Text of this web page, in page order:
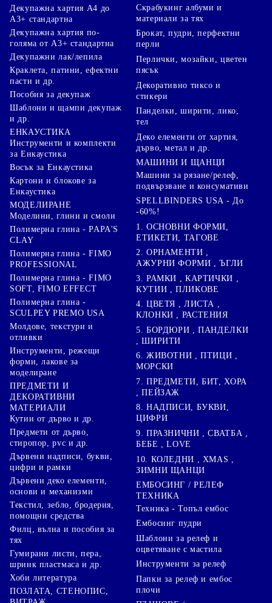
Декупажна хартия А4 до
А3+ стандартна
Декупажна хартия по-
голяма от А3+ стандартна
Декупажни лак/лепила
Краклета, патини, ефектни
пасти и др.
Пособия за декупаж
Шаблони и щампи декупаж
и др.
ЕНКАУСТИКА
Инструменти и комплекти
за Енкаустика
Восък за Енкаустика
Картони и блокове за
Енкаустика
МОДЕЛИРАНЕ
Моделини, глини и смоли
Полимерна глина - PAPA'S
CLAY
Полимерна глина - FIMO
PROFESSIONAL
Полимерна глина - FIMO
SOFT, FIMO EFFECT
Полимерна глина -
SCULPEY PREMO USA
Молдове, текстури и
отливки
Инструменти, режещи
форми, лакове за
моделиране
ПРЕДМЕТИ И
ДЕКОРАТИВНИ
МАТЕРИАЛИ
Кутии от дърво и др.
Предмети от дърво,
стиропор, pvc и др.
Дървени надписи, букви,
цифри и рамки
Дървени деко елементи,
основи и механизми
Текстил, зебло, бродерия,
помощни средства
Филц, вълна и пособия за
тях
Гумирани листи, пера,
шринк пластмаса и др.
Хоби литература
ПОЗЛАТА, СТЕНОПИС,
Скрабукинг албуми и
материали за тях
Брокат, пудри, перфектни
перли
Перлички, мозайки, цветен
пясък
Декоративно тиксо и
стикери
Панделки, ширити, лико,
тел
Деко елементи от хартия,
дърво, метал и др.
МАШИНИ И ЩАНЦИ
Машини за рязане/релеф,
подвързване и консумативи
SPELLBINDERS USA - До
-60%!
1. ОСНОВНИ ФОРМИ,
ЕТИКЕТИ, ТАГОВЕ
2. ОРНАМЕНТИ ,
АЖУРНИ ФОРМИ , ЪГЛИ
3. РАМКИ , КАРТИЧКИ ,
КУТИИ , ПЛИКОВЕ
4. ЦВЕТЯ , ЛИСТА ,
КЛОНКИ , РАСТЕНИЯ
5. БОРДЮРИ , ПАНДЕЛКИ
, ШИРИТИ
6. ЖИВОТНИ , ПТИЦИ ,
МОРСКИ
7. ПРЕДМЕТИ, БИТ, ХОРА
, ПЕЙЗАЖ
8. НАДПИСИ, БУКВИ,
ЦИФРИ
9. ПРАЗНИЧНИ , СВАТБА ,
БЕБЕ , LOVE
10. КОЛЕДНИ , XMAS ,
ЗИМНИ ЩАНЦИ
ЕМБОСИНГ / РЕЛЕФ
ТЕХНИКА
Техника - Топъл ембос
Ембосинг пудри
Шаблони за релеф и
оцветяване с мастила
Инструменти за релеф
Папки за релеф и ембос
плочи